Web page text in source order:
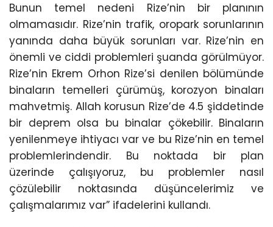
Bunun temel nedeni Rize’nin bir planının
olmamasıdır. Rize’nin trafik, oropark sorunlarının
yanında daha büyük sorunları var. Rize’nin en
önemli ve ciddi problemleri şuanda görülmüyor.
Rize’nin Ekrem Orhon Rize’si denilen bölümünde
binaların temelleri çürümüş, korozyon binaları
mahvetmiş. Allah korusun Rize’de 4.5 şiddetinde
bir deprem olsa bu binalar çökebilir. Binaların
yenilenmeye ihtiyacı var ve bu Rize’nin en temel
problemlerindendir. Bu noktada bir plan
üzerinde çalışıyoruz, bu problemler nasıl
çözülebilir noktasında düşüncelerimiz ve
çalışmalarımız var” ifadelerini kullandı.